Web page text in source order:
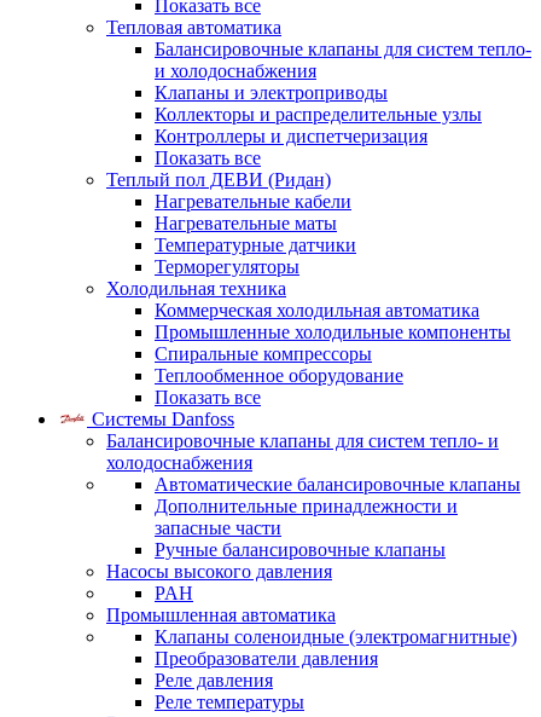
Показать все
Тепловая автоматика
Балансировочные клапаны для систем тепло-
и холодоснабжения
Клапаны и электроприводы
Коллекторы и распределительные узлы
Контроллеры и диспетчеризация
Показать все
Теплый пол ДЕВИ (Ридан)
Нагревательные кабели
Нагревательные маты
Температурные датчики
Терморегуляторы
Холодильная техника
Коммерческая холодильная автоматика
Промышленные холодильные компоненты
Спиральные компрессоры
Теплообменное оборудование
Показать все
Системы Danfoss
Балансировочные клапаны для систем тепло- и
холодоснабжения
Автоматические балансировочные клапаны
Дополнительные принадлежности и
запасные части
Ручные балансировочные клапаны
Насосы высокого давления
PAH
Промышленная автоматика
Клапаны соленоидные (электромагнитные)
Преобразователи давления
Реле давления
Реле температуры